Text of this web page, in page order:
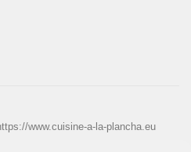
www.cuisine-a-la-plancha.eu